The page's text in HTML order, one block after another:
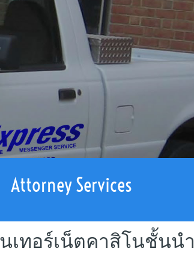
Attorney Services
เทอร์เน็ตคาสิโนชั้นนำ